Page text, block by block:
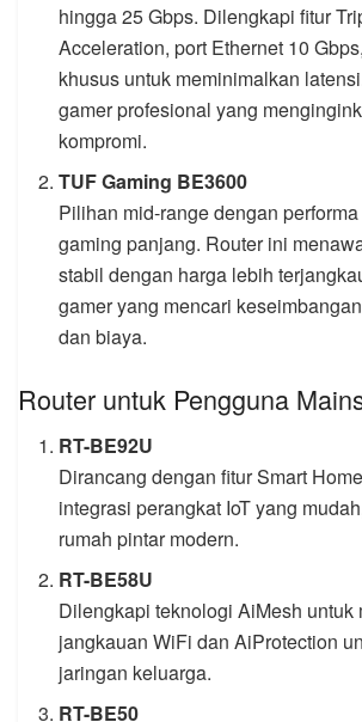
hingga 25 Gbps. Dilengkapi fitur
Acceleration, port Ethernet 10
khusus untuk meminimalkan
gamer profesional yang
kompromi.
TUF Gaming BE3600
Pilihan mid-range dengan
gaming panjang. Router ini
stabil dengan harga lebih
gamer yang mencari
dan biaya.
Router untuk Pengguna
RT-BE92U
Dirancang dengan fitur Smart
integrasi perangkat IoT yang
rumah pintar modern.
RT-BE58U
Dilengkapi teknologi AiMesh untuk
jangkauan WiFi dan AiProtection
jaringan keluarga.
RT-BE50